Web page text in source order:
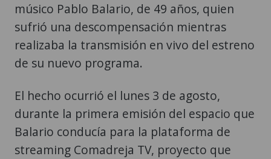
músico Pablo Balario, de 49 años, quien
sufrió una descompensación mientras
realizaba la transmisión en vivo del estreno
de su nuevo programa.
El hecho ocurrió el lunes 3 de agosto,
durante la primera emisión del espacio que
Balario conducía para la plataforma de
streaming Comadreja TV, proyecto que